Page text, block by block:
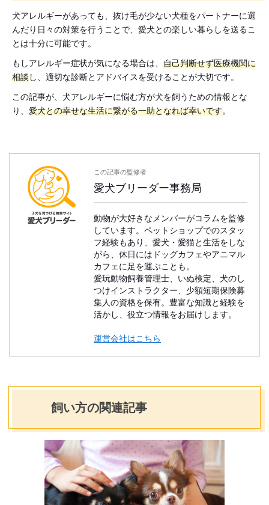
犬アレルギーがあっても、抜け毛が少ない犬種をパートナーに選
んだり日々の対策を行うことで、愛犬との楽しい暮らしを送るこ
とは十分に可能です。
もしアレルギー症状が気になる場合は、 自己判断せず医療機関に
相談し、適切な診断とアドバイスを受けることが大切です。
この記事が、犬アレルギーに悩む方が犬を飼うための情報とな
り、 愛犬との幸せな生活に繋がる一助となれば幸いです。
この記事の監修者
愛犬ブリーダー事務局
動物が大好きなメンバーがコラムを監修
しています。ペットショップでのスタッ
フ経験もあり、愛犬・愛猫と生活をしな
がら、休日にはドッグカフェやアニマル
カフェに足を運ぶことも。
愛玩動物飼養管理士、いぬ検定、犬のし
つけインストラクター、少額短期保険募
集人の資格を保有。豊富な知識と経験を
活かし、役立つ情報をお届けします。
運営会社はこちら
飼い方の関連記事